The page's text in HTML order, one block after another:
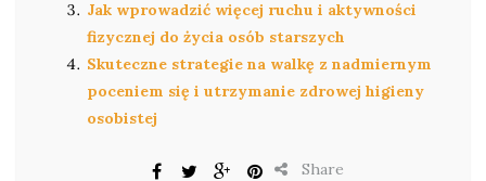
Jak wprowadzić więcej ruchu i aktywności
fizycznej do życia osób starszych
Skuteczne strategie na walkę z nadmiernym
poceniem się i utrzymanie zdrowej higieny
osobistej
Share